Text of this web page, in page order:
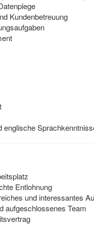
Kundenbetreuung
englische
Entlohnung
und interessantes
aufgeschlossenes Team